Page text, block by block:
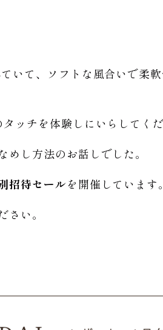
いて、ソフトな風合いで柔
ッチを体験しにいらしてく
し方法のお話しでした。
招待セールを開催しています
い。